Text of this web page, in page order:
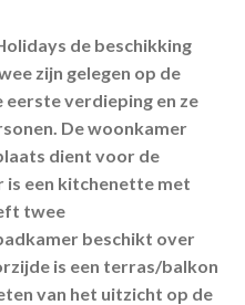
de beschikking
zijn gelegen op de
eerste verdieping en ze
De woonkamer
dient voor de
is een kitchenette met
twee
beschikt over
is een terras/balkon
van het uitzicht op de